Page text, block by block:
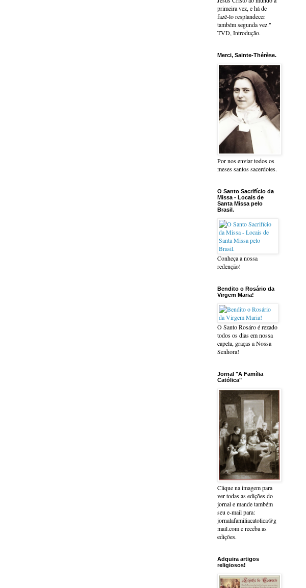
primeira vez, e há de
fazê-lo resplandecer
também segunda vez."
TVD, Introdução.
Merci, Sainte-Thérèse.
Por nos enviar todos os
meses santos sacerdotes.
O Santo Sacrifício da
Missa - Locais de
Santa Missa pelo
Brasil.
Conheça a nossa
redenção!
Bendito o Rosário da
Virgem Maria!
O Santo Rosáro é rezado
todos os dias em nossa
capela, graças a Nossa
Senhora!
Jornal "A Família
Católica"
Clique na imagem para
ver todas as edições do
jornal e mande também
seu e-mail para:
jornalafamiliacatolica@g
mail.com e receba as
edições.
Adquira artigos
religiosos!